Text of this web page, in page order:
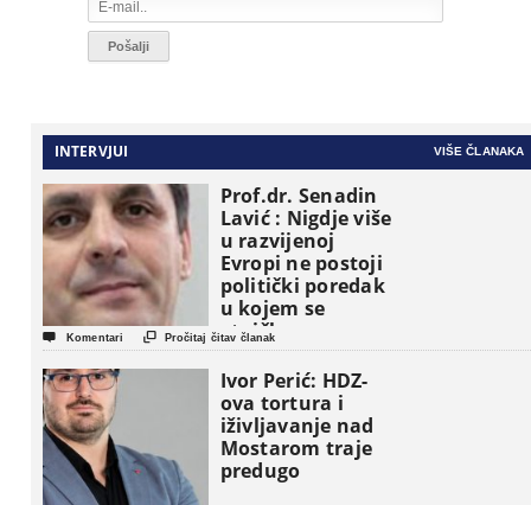
INTERVJUI VIŠE ČLANAKA
Prof.dr. Senadin
Lavić : Nigdje više
u razvijenoj
Evropi ne postoji
politički poredak
u kojem se
etničke grupe
pojavljuju kao
osnovne
političke jedinice
 Komentari  Pročitaj čitav članak
Ivor Perić: HDZ-
ova tortura i
iživljavanje nad
Mostarom traje
predugo